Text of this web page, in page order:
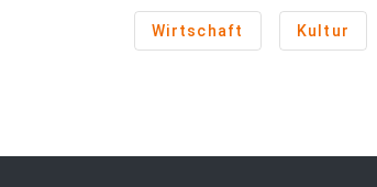
Wirtschaft Kultur